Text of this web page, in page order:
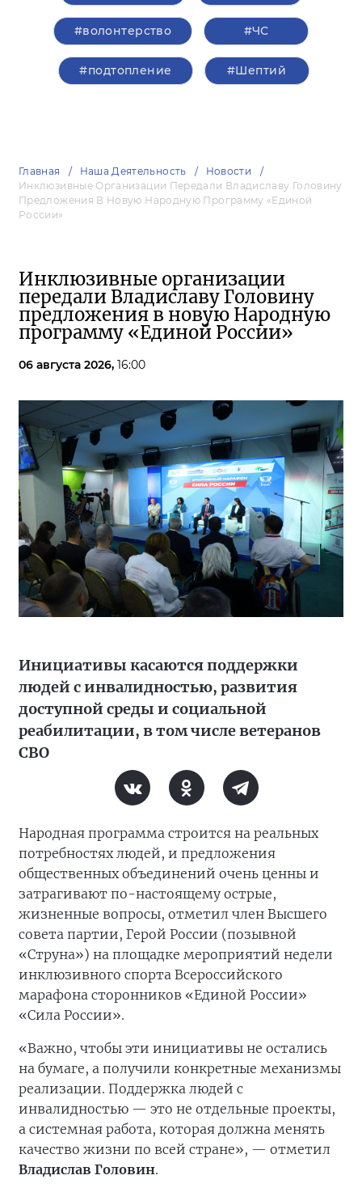
#волонтерство #ЧС
#подтопление #Шептий
Главная Наша Деятельность
Новости
Инклюзивные Организации Передали Владиславу Головину
Предложения В Новую Народную Программу «Единой
России»
Инклюзивные организации
передали Владиславу Головину
предложения в новую Народную
программу «Единой России»
06 августа 2026, 16:00
Инициативы касаются поддержки
людей с инвалидностью, развития
доступной среды и социальной
реабилитации, в том числе ветеранов
СВО
Народная программа строится на реальных
потребностях людей, и предложения
общественных объединений очень ценны и
затрагивают по-настоящему острые,
жизненные вопросы, отметил член Высшего
совета партии, Герой России (позывной
«Струна») на площадке мероприятий недели
инклюзивного спорта Всероссийского
марафона сторонников «Единой России»
«Сила России».
«Важно, чтобы эти инициативы не остались
на бумаге, а получили конкретные механизмы
реализации. Поддержка людей с
инвалидностью — это не отдельные проекты,
а системная работа, которая должна менять
качество жизни по всей стране», — отметил
Владислав Головин.